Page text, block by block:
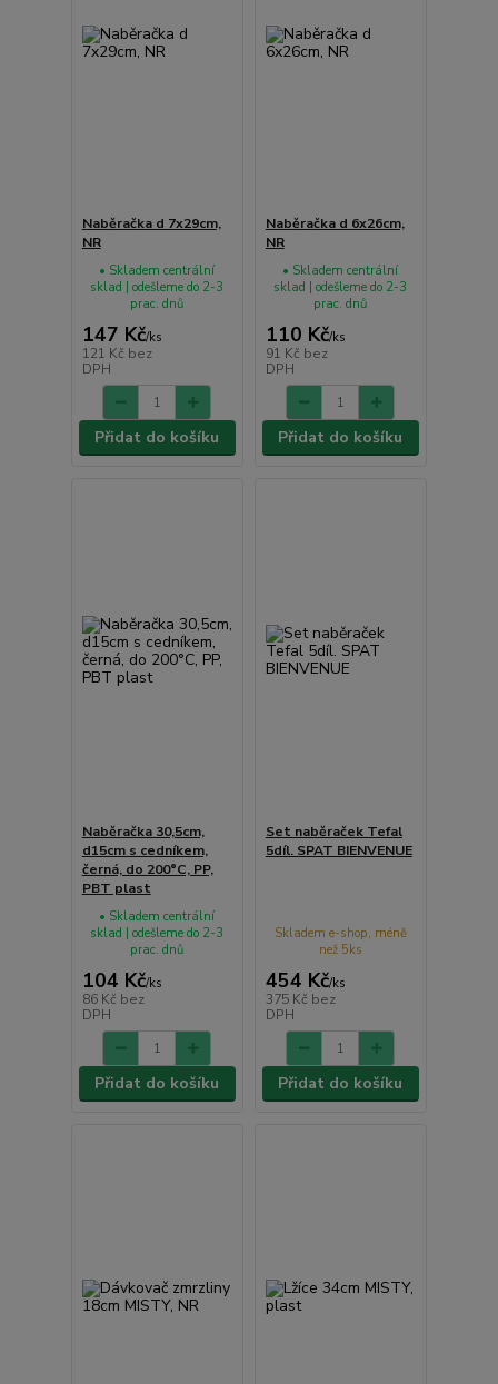
Naběračka d 7x29cm,
NR
147 Kč/ks
121 Kč bez
DPH
• Skladem centrální
sklad | odešleme do 2-3
prac. dnů
Přidat do košíku
Naběračka d 6x26cm,
NR
110 Kč/ks
91 Kč bez
DPH
• Skladem centrální
sklad | odešleme do 2-3
prac. dnů
Přidat do košíku
Naběračka 30,5cm,
d15cm s cedníkem,
černá, do 200°C, PP,
PBT plast
104 Kč/ks
86 Kč bez
DPH
• Skladem centrální
sklad | odešleme do 2-3
prac. dnů
Přidat do košíku
Set naběraček Tefal
5díl. SPAT BIENVENUE
454 Kč/ks
375 Kč bez
DPH
Skladem e-shop, méně
než 5ks
Přidat do košíku